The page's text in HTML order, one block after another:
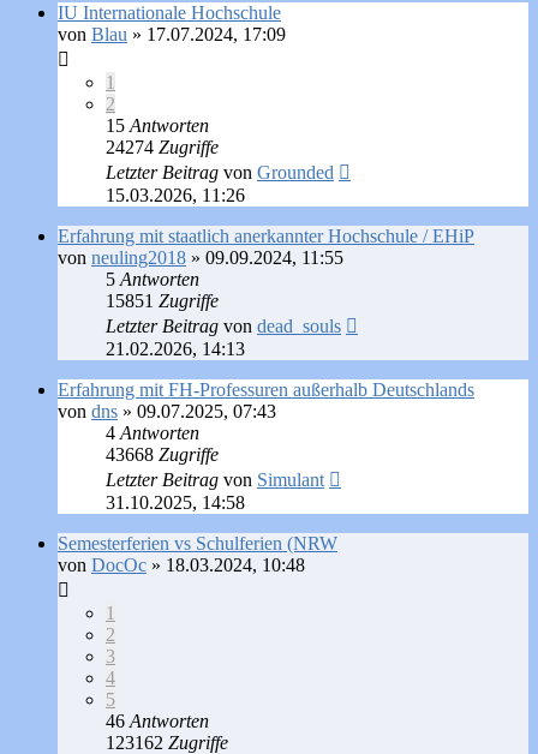
IU Internationale Hochschule
von Blau » 17.07.2024, 17:09
1
2
15 Antworten
24274 Zugriffe
Letzter Beitrag von Grounded
15.03.2026, 11:26
Erfahrung mit staatlich anerkannter Hochschule / EHiP
von neuling2018 » 09.09.2024, 11:55
5 Antworten
15851 Zugriffe
Letzter Beitrag von dead_souls
21.02.2026, 14:13
Erfahrung mit FH-Professuren außerhalb Deutschlands
von dns » 09.07.2025, 07:43
4 Antworten
43668 Zugriffe
Letzter Beitrag von Simulant
31.10.2025, 14:58
Semesterferien vs Schulferien (NRW
von DocOc » 18.03.2024, 10:48
1
2
3
4
5
46 Antworten
123162 Zugriffe